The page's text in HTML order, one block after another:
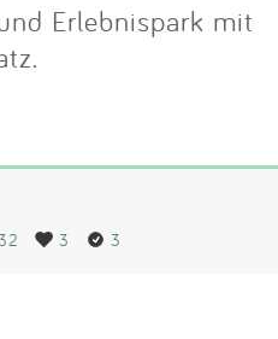
Erlebnispark mit
3 3